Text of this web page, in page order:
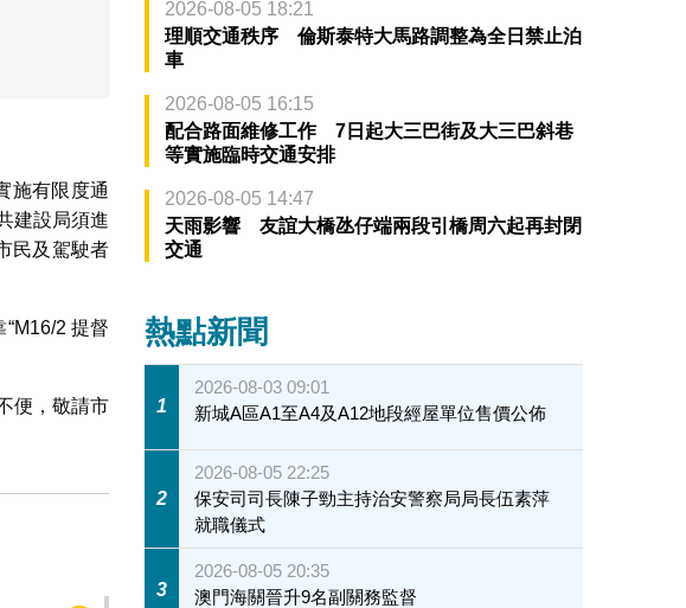
施有限度通
建設局須進
民及駕駛者
2 提督
便，敬請市
2026-08-05 18:21
理順交通秩序 倫斯泰特大馬路調整為全日禁止泊
車
2026-08-05 16:15
配合路面維修工作 7日起大三巴街及大三巴斜巷
等實施臨時交通安排
2026-08-05 14:47
天雨影響 友誼大橋氹仔端兩段引橋周六起再封閉
交通
熱點新聞
1
2026-08-03 09:01
新城A區A1至A4及A12地段經屋單位售價公佈
2
2026-08-05 22:25
保安司司長陳子勁主持治安警察局局長伍素萍
就職儀式
3
2026-08-05 20:35
澳門海關晉升9名副關務監督